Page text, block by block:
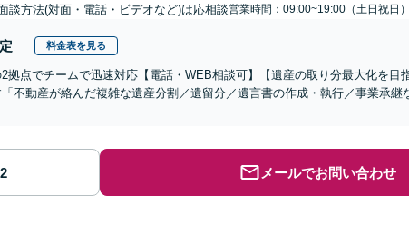
談方法(対面・電話・ビデオなど)は応相談営業時間：09:00~19:00（土日祝日）
料金表を見る
2拠点でチームで迅速対応【電話・WEB相談可】【遺産の取り分最大化を目
不動産が絡んだ複雑な遺産分割／遺留分／遺言書の作成・執行／事業承継
メールでお問い合わせ